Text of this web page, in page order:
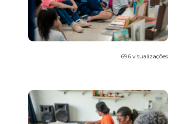
696 visualizações